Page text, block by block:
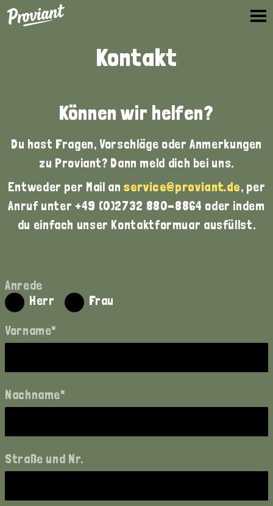
Kontakt
Können wir helfen?
Du hast Fragen, Vorschläge oder Anmerkungen
zu Proviant? Dann meld dich bei uns.
Entweder per Mail anservice@proviant.de, per
Anruf unter +49 (0)2732 880-8864 oder indem
du einfach unser Kontaktformuar ausfüllst.
Anrede
Herr
Frau
Vorname*
Nachname*
Straße und Nr.